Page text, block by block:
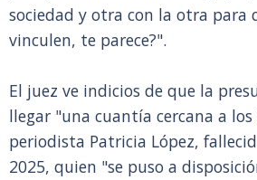
sociedad y otra con la otra para
vinculen, te parece?".
El juez ve indicios de que la
llegar "una cuantía cercana a los
periodista Patricia López,
2025, quien "se puso a